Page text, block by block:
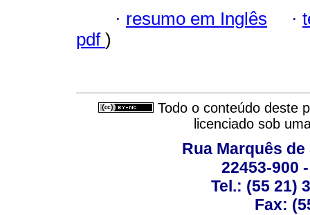
· resumo em Inglês ·
pdf )
Todo o conteúdo deste
licenciado sob
Rua Marquês de
22453-900
Tel.: (55 21)
Fax: